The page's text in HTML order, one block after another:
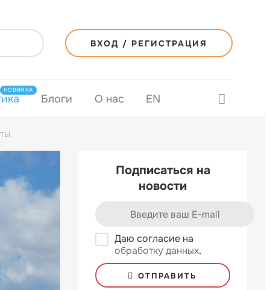
ВХОД / РЕГИСТРАЦИЯ
НОВИНКА
Блоги О нас EN
Подписаться на
новости
Даю согласие на
обработку данных.
ОТПРАВИТЬ